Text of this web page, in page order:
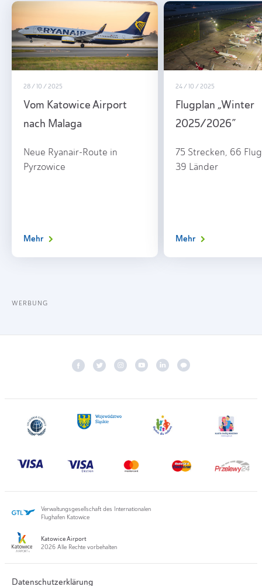
28 / 10 / 2025
Vom Katowice Airport
nach Malaga
Neue Ryanair-Route in
Pyrzowice
Mehr
24 / 10 / 2025
Flugplan „Winter
2025/2026”
75 Strecken, 66
39 Länder
Mehr
WERBUNG
Verwaltungsgesellschaft des Internationalen
Flughafen Katowice
Katowice Airport
2026 Alle Rechte vorbehalten
Datenschutzerklärung